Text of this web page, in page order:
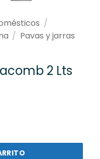
/
/ Pavas y jarras
2 Lts
PE4907 cantidad